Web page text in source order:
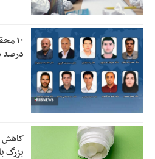
درصد
کاهش
بزرگ